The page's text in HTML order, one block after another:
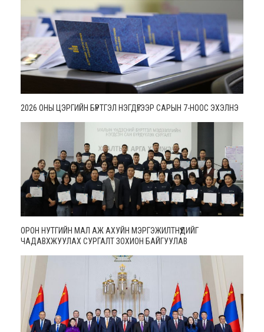
2026 ОНЫ ЦЭРГИЙН БҮРТГЭЛ НЭГДҮГЭЭР САРЫН 7-НООС ЭХЭЛНЭ
ОРОН НУТГИЙН МАЛ АЖ АХУЙН МЭРГЭЖИЛТНҮҮДИЙГ
ЧАДАВХЖУУЛАХ СУРГАЛТ ЗОХИОН БАЙГУУЛАВ